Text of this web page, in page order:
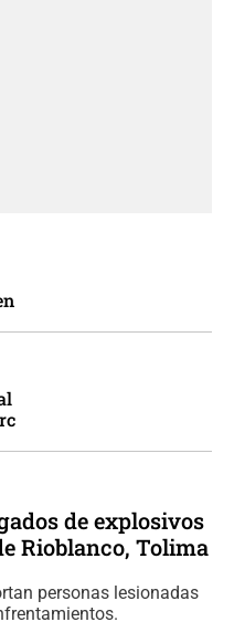
de explosivos
Rioblanco, Tolima
personas lesionadas